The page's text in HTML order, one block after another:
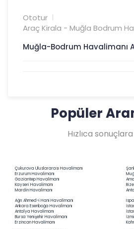
Ototur
Araç Kirala - Muğla Bodrum
Muğla-Bodrum Havalimanı
Popüler
Hızlıca
Çukurova Uluslararası Havalimanı
Erzurum Havalimanı
Gaziantep Havalimanı
Kayseri Havalimanı
Mardin Havalimanı
Ağrı Ahmed-i Hani Havalimanı
Ankara Esenboğa Havalimanı
Antalya Havalimanı
Bursa Yenişehir Havalimanı
Erzincan Havalimanı